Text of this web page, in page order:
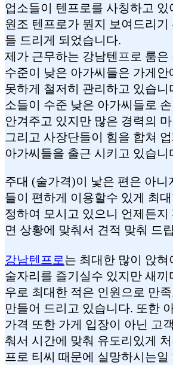
업소들이 텐프로를 사칭하고 있
원조 텐프로가 뭔지 보여드리
들 드리게 되었습니다.
제가 근무하는 강남텐프로 룸은
수준이 낮은 아가씨들은 가게안
못하게 철저히 관리하고 있습니
소들이 수준 낮은 아가씨들로
안겨주고 있지만 많은 경력의
그리고 사장단들이 힘을 합쳐
아가씨들을 출근 시키고 있습니
주대 (술가격)이 낯은 편은 아니
들이 편하게 이용할수 있게 최
정하여 모시고 있으니 언제든지
면 상황에 맞춰서 견적 맞춰 드
강남텐프로는 최대한 많이 앉혀
술자리를 즐기실수 있지만 새
우로 최대한 적은 인원으로 만
만들어 드리고 있습니다. 또한
가격 또한 가게 입장이 아닌 고
춰서 시간에 맞춰 유도리있게
프로 티씨 때문에 실망하시는일